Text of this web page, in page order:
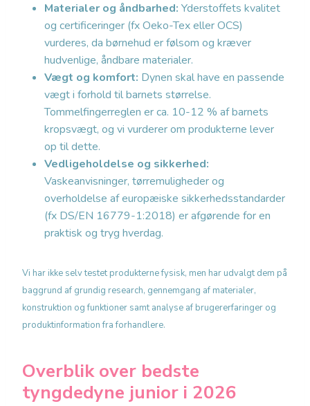
Materialer og åndbarhed: Yderstoffets kvalitet
og certificeringer (fx Oeko-Tex eller OCS)
vurderes, da børnehud er følsom og kræver
hudvenlige, åndbare materialer.
Vægt og komfort: Dynen skal have en passende
vægt i forhold til barnets størrelse.
Tommelfingerreglen er ca. 10-12 % af barnets
kropsvægt, og vi vurderer om produkterne lever
op til dette.
Vedligeholdelse og sikkerhed:
Vaskeanvisninger, tørremuligheder og
overholdelse af europæiske sikkerhedsstandarder
(fx DS/EN 16779-1:2018) er afgørende for en
praktisk og tryg hverdag.
Vi har ikke selv testet produkterne fysisk, men har udvalgt dem på
baggrund af grundig research, gennemgang af materialer,
konstruktion og funktioner samt analyse af brugererfaringer og
produktinformation fra forhandlere.
Overblik over bedste
tyngdedyne junior i 2026